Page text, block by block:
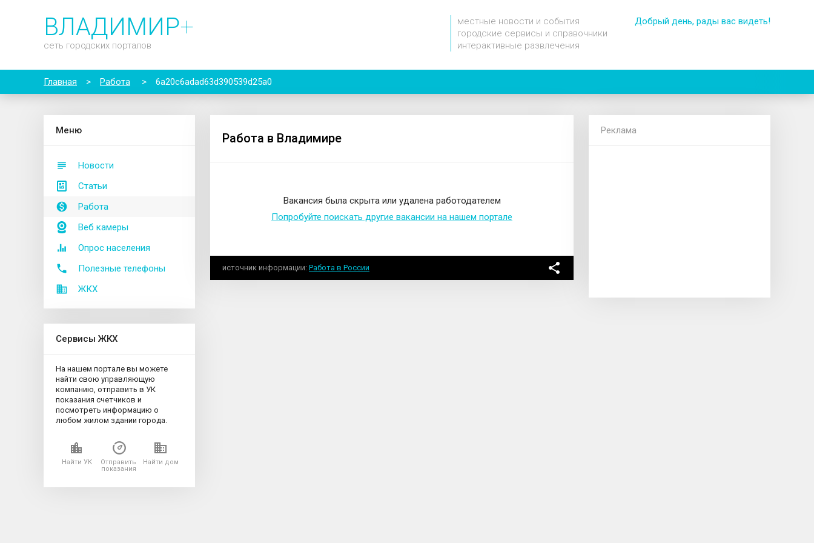
ВЛАДИМИР+
сеть городских порталов
местные новости и события
городские сервисы и справочники
интерактивные развлечения
Добрый день, рады вас видеть!
Главная > Работа > 6a20c6adad63d390539d25a0
Меню
Новости
Статьи
Работа
Веб камеры
Опрос населения
Полезные телефоны
ЖКХ
Сервисы ЖКХ
На нашем портале вы можете
найти свою управляющую
компанию, отправить в УК
показания счетчиков и
посмотреть информацию о
любом жилом здании города.
Найти УК
Отправить
показания
Найти дом
Работа в Владимире
Вакансия была скрыта или удалена работодателем
Попробуйте поискать другие вакансии на нашем портале
источник информации Работа в России
Реклама